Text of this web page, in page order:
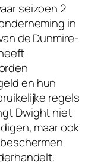
seizoen 2
in
de Dunmire-
en hun
regels
Dwight niet
maar ook